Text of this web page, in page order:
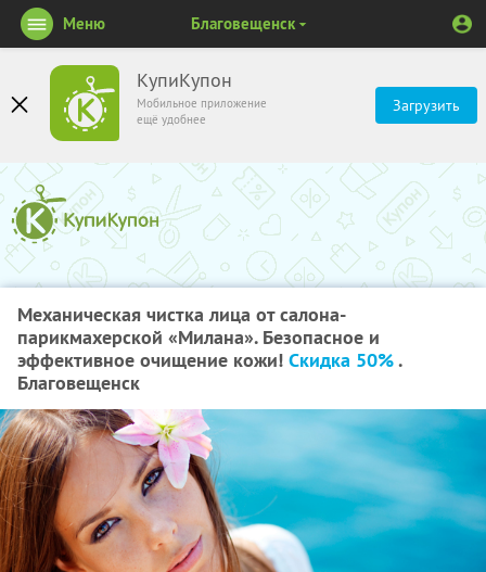
КупиКупон
Мобильное приложение
ещё удобнее
Загрузить
Меню Благовещенск
Механическая чистка лица от салона-
парикмахерской «Милана». Безопасное и
эффективное очищение кожи! Скидка 50%.
Благовещенск